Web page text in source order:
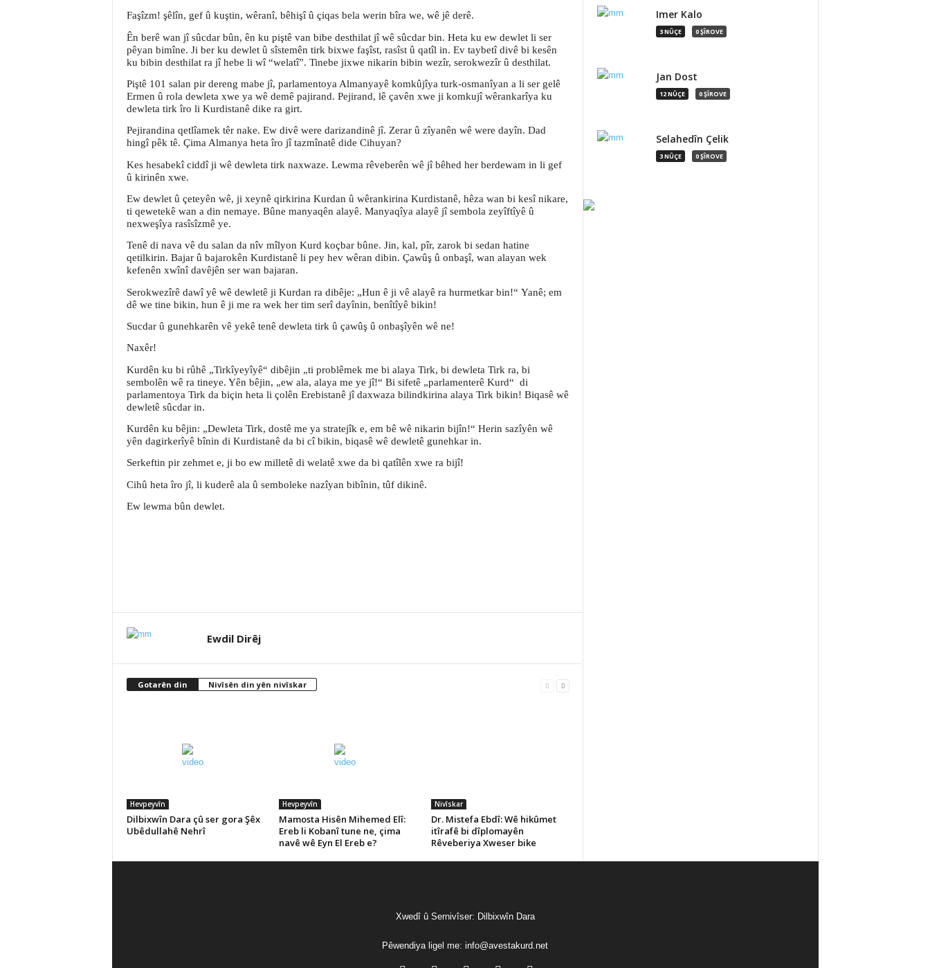
Faşîzm! şêlîn, gef û kuştin, wêranî, bêhişî û çiqas bela werin bîra we, wê jê derê.
Ên berê wan jî sûcdar bûn, ên ku piştê van bibe desthilat jî wê sûcdar bin. Heta ku ew dewlet li ser
pêyan bimîne. Ji ber ku dewlet û sîstemên tirk bixwe faşîst, rasîst û qatîl in. Ev taybetî divê bi kesên
ku bibin desthilat ra jî hebe li wî “welatî”. Tinebe jixwe nikarin bibin wezîr, serokwezîr û desthilat.
Piştê 101 salan pir dereng mabe jî, parlamentoya Almanyayê komkûjîya turk-osmanîyan a li ser gelê
Ermen û rola dewleta xwe ya wê demê pajirand. Pejirand, lê çavên xwe ji komkujî wêrankarîya ku
dewleta tirk îro li Kurdistanê dike ra girt.
Pejirandina qetlîamek têr nake. Ew divê were darizandinê jî. Zerar û zîyanên wê were dayîn. Dad
hingî pêk tê. Çima Almanya heta îro jî tazmînatê dide Cihuyan?
Kes hesabekî ciddî ji wê dewleta tirk naxwaze. Lewma rêveberên wê jî bêhed her berdewam in li gef
û kirinên xwe.
Ew dewlet û çeteyên wê, ji xeynê qirkirina Kurdan û wêrankirina Kurdistanê, hêza wan bi kesî nikare,
ti qewetekê wan a din nemaye. Bûne manyaqên alayê. Manyaqîya alayê jî sembola zeyîftîyê û
nexweşîya rasîsîzmê ye.
Tenê di nava vê du salan da nîv mîlyon Kurd koçbar bûne. Jin, kal, pîr, zarok bi sedan hatine
qetilkirin. Bajar û bajarokên Kurdistanê li pey hev wêran dibin. Çawûş û onbaşî, wan alayan wek
kefenên xwînî davêjên ser wan bajaran.
Serokwezîrê dawî yê wê dewletê ji Kurdan ra dibêje: „Hun ê ji vê alayê ra hurmetkar bin!“ Yanê; em
dê we tine bikin, hun ê ji me ra wek her tim serî dayînin, benîtîyê bikin!
Sucdar û gunehkarên vê yekê tenê dewleta tirk û çawûş û onbaşîyên wê ne!
Naxêr!
Kurdên ku bi rûhê „Tirkîyeyîyê“ dibêjin „ti problêmek me bi alaya Tirk, bi dewleta Tirk ra, bi
sembolên wê ra tineye. Yên bêjin, „ew ala, alaya me ye jî!“ Bi sifetê „parlamenterê Kurd“ di
parlamentoya Tirk da biçin heta li çolên Erebistanê jî daxwaza bilindkirina alaya Tirk bikin! Biqasê wê
dewletê sûcdar in.
Kurdên ku bêjin: „Dewleta Tirk, dostê me ya stratejîk e, em bê wê nikarin bijîn!“ Herin sazîyên wê
yên dagirkerîyê bînin di Kurdistanê da bi cî bikin, biqasê wê dewletê gunehkar in.
Serkeftin pir zehmet e, ji bo ew milletê di welatê xwe da bi qatîlên xwe ra bijî!
Cihû heta îro jî, li kuderê ala û semboleke nazîyan bibînin, tûf dikinê.
Ew lewma bûn dewlet.
Ewdil Dirêj
Gotarên din Nivîsên din yên nivîskar
Hevpeyvîn
Dilbixwîn Dara çû ser gora Şêx
Ubêdullahê Nehrî
Hevpeyvîn
Mamosta Hisên Mihemed Elî:
Ereb li Kobanî tune ne, çima
navê wê Eyn El Ereb e?
Nivîskar
Dr. Mistefa Ebdî: Wê hikûmet
itîrafê bi dîplomayên
Rêveberiya Xweser bike
Imer Kalo
3 NÛÇE 0 ŞÎROVE
Jan Dost
12 NÛÇE 0 ŞÎROVE
Selahedîn Çelik
3 NÛÇE 0 ŞÎROVE
Xwedî û Sernivîser: Dilbixwîn Dara
Pêwendiya ligel me: info@avestakurd.net